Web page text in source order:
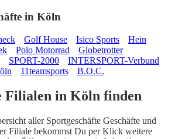
in Köln
Golf House Isico Sports
Hein
Polo Motorrad
Globetrotter
SPORT-2000
INTERSPORT-Verbund
11teamsports B.O.C.
Filialen in Köln finden
aller Sportgeschäfte Geschäfte und
Filiale bekommst Du per Klick weitere